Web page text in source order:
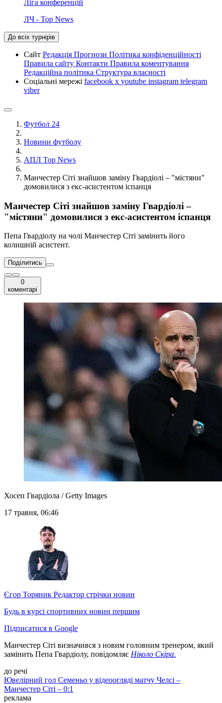
Ліга конференцій
ЛЧ - Top News
До всіх турнірів
Сайт Редакція Прогнози Політика конфіденційності
Правила сайту Контакти Правила коментування
Редакційна політика Структура власності
Соціальні мережі facebook x youtube instagram telegram
viber
Футбол 24
Новини футболу
АПЛ Top News
Манчестер Сіті знайшов заміну Гвардіолі – "містяни"
домовилися з екс-асистентом іспанця
Манчестер Сіті знайшов заміну Гвардіолі –
"містяни" домовилися з екс-асистентом іспанця
Пепа Гвардіолу на чолі Манчестер Сіті замінить його
колишній асистент.
Поділитись
0
коментарі
Хосеп Гвардіола / Getty Images
17 травня, 06:46
Єгор Торяник Редактор стрічки новин
Будь в курсі спортивних новин першим
Підписатися в Google
Манчестер Сіті визначився з новим головним тренером, який
замінить Пепа Гвардіолу, повідомляє Ніколо Скіра.
до речі
Ювелірний гол Семеньо у відеоогляді матчу Челсі –
Манчестер Сіті – 0:1
реклама